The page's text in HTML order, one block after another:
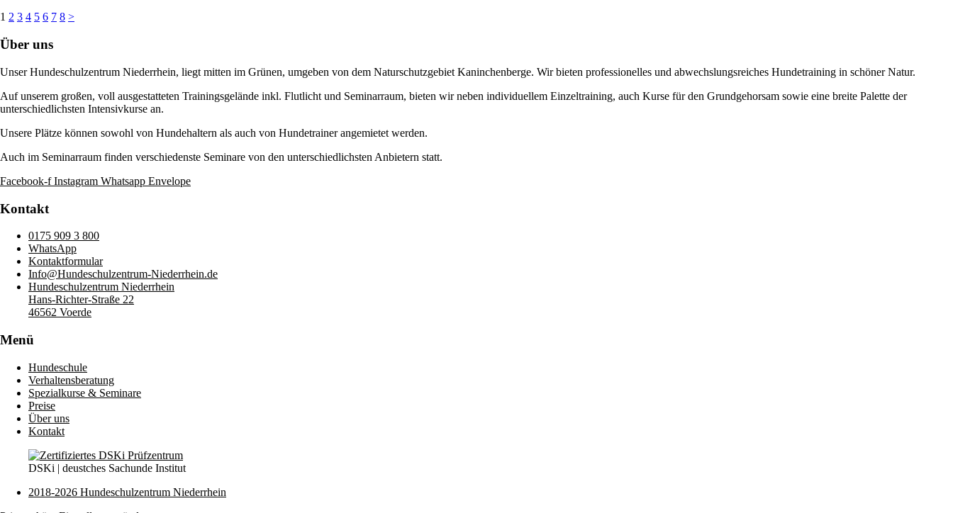
1 2 3 4 5 6 7 8 >
Über uns
Unser Hundeschulzentrum Niederrhein, liegt mitten im Grünen, umgeben von dem Naturschutzgebiet Kaninchenberge. Wir bieten professionelles und abwechslungsreiches Hundetraining in schöner Natur.
Auf unserem großen, voll ausgestatteten Trainingsgelände inkl. Flutlicht und Seminarraum, bieten wir neben individuellem Einzeltraining, auch Kurse für den Grundgehorsam sowie eine breite Palette der
unterschiedlichsten Intensivkurse an.
Unsere Plätze können sowohl von Hundehaltern als auch von Hundetrainer angemietet werden.
Auch im Seminarraum finden verschiedenste Seminare von den unterschiedlichsten Anbietern statt.
Facebook-f Instagram Whatsapp Envelope
Kontakt
0175 909 3 800
WhatsApp
Kontaktformular
Info@Hundeschulzentrum-Niederrhein.de
Hundeschulzentrum Niederrhein
Hans-Richter-Straße 22
46562 Voerde
Menü
Hundeschule
Verhaltensberatung
Spezialkurse & Seminare
Preise
Über uns
Kontakt
DSKi | deustches Sachunde Institut
2018-2026 Hundeschulzentrum Niederrhein